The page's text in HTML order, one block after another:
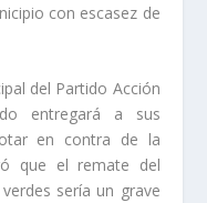
con escasez de
del Partido Acción
entregará a sus
en contra de la
que el remate del
sería un grave